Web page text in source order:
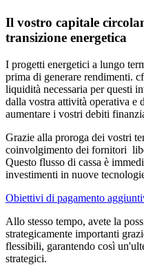
Il vostro capitale
transizione energetica
I progetti energetici a lungo
prima di generare rendimenti.
liquidità necessaria per questi
dalla vostra attività operativa e
aumentare i vostri debiti
Grazie alla proroga dei vostri
coinvolgimento dei fornitori
Questo flusso di cassa è
investimenti in nuove
Obiettivi di pagamento
Allo stesso tempo, avete la
strategicamente importanti
flessibili, garantendo così
strategici.